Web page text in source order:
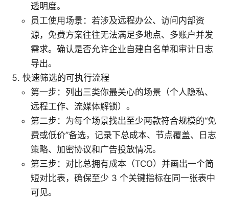
透明度。
员工使用场景：若涉及远程办公、访问内部资
源，免费方案往往无法满足多地点、多账户并发
需求。确认是否允许企业自建白名单和审计日志
导出。
快速筛选的可执行流程
第一步：列出三类你最关心的场景（个人隐私、
远程工作、流媒体解锁）。
第二步：为每个场景找出至少两款符合规模的“免
费或低价”备选，记录下总成本、节点覆盖、日志
策略、加密协议和广告投放情况。
第三步：对比总拥有成本（TCO）并画出一个简
短对比表，确保至少 3 个关键指标在同一张表中
可见。